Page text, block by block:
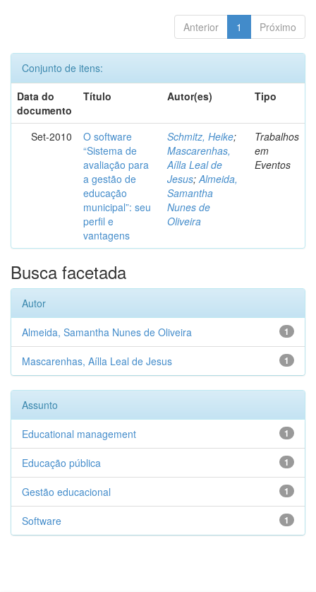
Anterior 1 Próximo
Conjunto de itens:
Data do
documento
Título Autor(es) Tipo
Set-2010
O software
“Sistema de
avaliação para
a gestão de
educação
municipal”: seu
perfil e
vantagens
Schmitz, Heike;
Mascarenhas,
Aílla Leal de
Jesus;Almeida,
Samantha
Nunes de
Oliveira
Trabalhos
em
Eventos
Busca facetada
Autor
1
Almeida, Samantha Nunes de Oliveira
1
Mascarenhas, Aílla Leal de Jesus
Assunto
1
Educational management
1
Educação pública
1
Gestão educacional
1
Software